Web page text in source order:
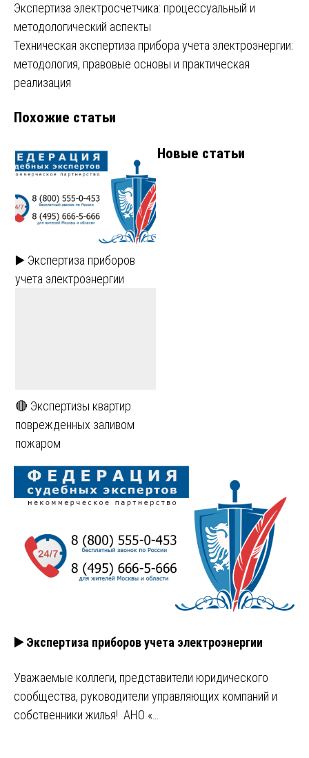
Навигация
по
записям
Экспертиза электросчетчика: процессуальный и
методологический аспекты
Техническая экспертиза прибора учета электроэнергии:
методология, правовые основы и практическая
реализация
Похожие статьи
▶️ Экспертиза приборов
учета электроэнергии
🔴 Экспертизы квартир
поврежденных заливом
пожаром
Новые статьи
▶️ Экспертиза приборов учета электроэнергии
Уважаемые коллеги, представители юридического
сообщества, руководители управляющих компаний и
собственники жилья! АНО «…